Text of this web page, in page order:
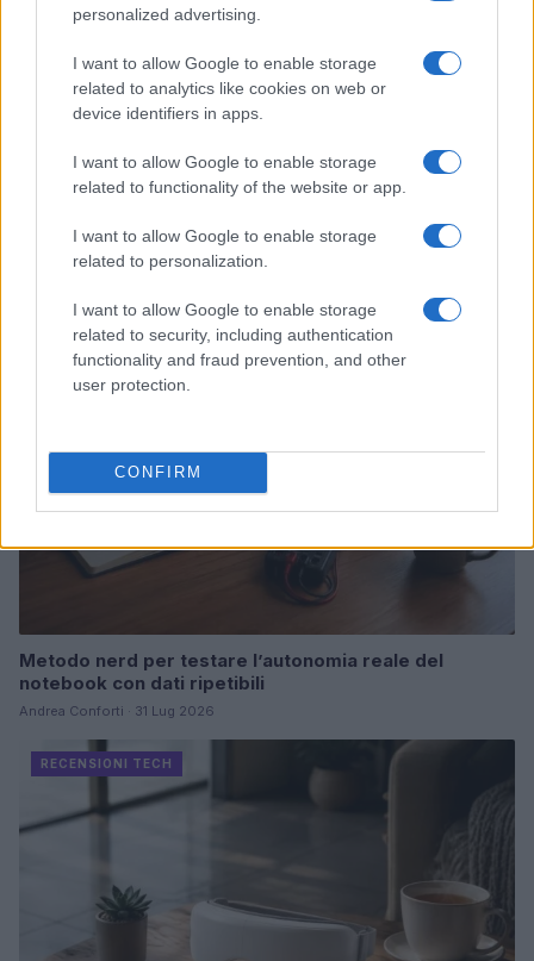
personalized advertising.
I want to allow Google to enable storage
related to analytics like cookies on web or
device identifiers in apps.
I want to allow Google to enable storage
related to functionality of the website or app.
I want to allow Google to enable storage
related to personalization.
I want to allow Google to enable storage
related to security, including authentication
functionality and fraud prevention, and other
user protection.
CONFIRM
Workflow di laboratorio per test fotografici e video
replicabili
RECENSIONI TECH
Metodo nerd per testare l’autonomia reale del
notebook con dati ripetibili
Andrea Conforti · 31 Lug 2026
RECENSIONI TECH